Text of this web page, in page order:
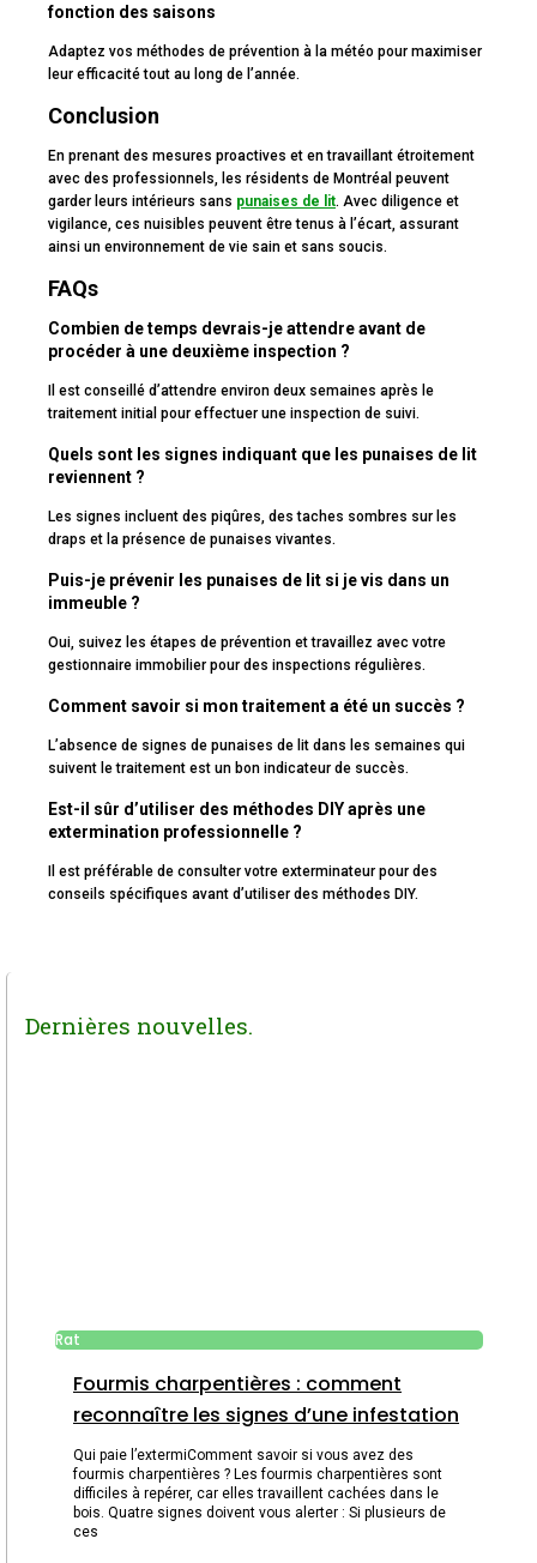
fonction des saisons
Adaptez vos méthodes de prévention à la météo pour maximiser
leur efficacité tout au long de l’année.
Conclusion
En prenant des mesures proactives et en travaillant étroitement
avec des professionnels, les résidents de Montréal peuvent
garder leurs intérieurs sans punaises de lit. Avec diligence et
vigilance, ces nuisibles peuvent être tenus à l’écart, assurant
ainsi un environnement de vie sain et sans soucis.
FAQs
Combien de temps devrais-je attendre avant de
procéder à une deuxième inspection ?
Il est conseillé d’attendre environ deux semaines après le
traitement initial pour effectuer une inspection de suivi.
Quels sont les signes indiquant que les punaises de lit
reviennent ?
Les signes incluent des piqûres, des taches sombres sur les
draps et la présence de punaises vivantes.
Puis-je prévenir les punaises de lit si je vis dans un
immeuble ?
Oui, suivez les étapes de prévention et travaillez avec votre
gestionnaire immobilier pour des inspections régulières.
Comment savoir si mon traitement a été un succès ?
L’absence de signes de punaises de lit dans les semaines qui
suivent le traitement est un bon indicateur de succès.
Est-il sûr d’utiliser des méthodes DIY après une
extermination professionnelle ?
Il est préférable de consulter votre exterminateur pour des
conseils spécifiques avant d’utiliser des méthodes DIY.
Dernières nouvelles.
Rat
Fourmis charpentières : comment
reconnaître les signes d’une infestation
Qui paie l’extermiComment savoir si vous avez des
fourmis charpentières ? Les fourmis charpentières sont
difficiles à repérer, car elles travaillent cachées dans le
bois. Quatre signes doivent vous alerter : Si plusieurs de
ces